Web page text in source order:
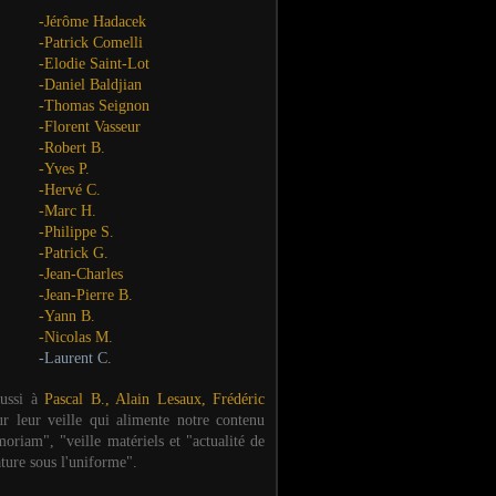
-Jérôme Hadacek
-Patrick Comelli
-Elodie Saint-Lot
-Daniel Baldjian
-Thomas Seignon
-Florent Vasseur
-Robert B.
-Yves P.
-Hervé C.
-Marc H.
-Philippe S.
-Patrick G.
-Jean-Charles
-Jean-Pierre B.
-Yann B.
-Nicolas M.
-Laurent C.
àPascal B., Alain Lesaux, Frédéric
leur veille qui alimente notre contenu
"veille matériels et "actualité de
sous l'uniforme".